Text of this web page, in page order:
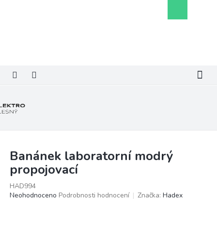
košík
Banánek laboratorní modrý
propojovací
HAD994
Průměrné
Neohodnoceno Podrobnosti hodnocení Značka: Hadex